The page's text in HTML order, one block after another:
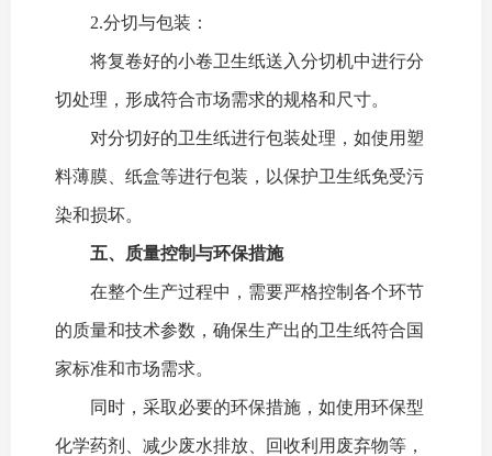
2.分切与包装：
将复卷好的小卷卫生纸送入分切机中进行分
切处理，形成符合市场需求的规格和尺寸。
对分切好的卫生纸进行包装处理，如使用塑
料薄膜、纸盒等进行包装，以保护卫生纸免受污
染和损坏。
五、 质量控制与环保措施
在整个生产过程中，需要严格控制各个环节
的质量和技术参数，确保生产出的卫生纸符合国
家标准和市场需求。
同时，采取必要的环保措施，如使用环保型
化学药剂、减少废水排放、回收利用废弃物等，